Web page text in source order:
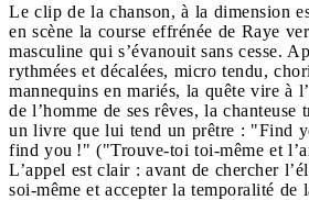
Le clip de la chanson, à la dimension
en scène la course effrénée de Raye
masculine qui s’évanouit sans cesse.
rythmées et décalées, micro tendu,
mannequins en mariés, la quête vire à
de l’homme de ses rêves, la chanteuse
un livre que lui tend un prêtre : "Find
find you !" ("Trouve-toi toi-même et
L’appel est clair : avant de chercher
soi-même et accepter la temporalité de